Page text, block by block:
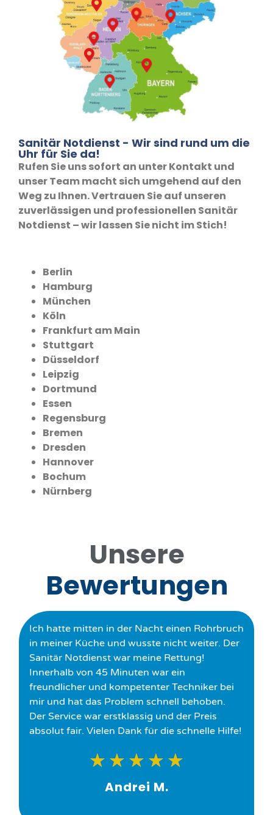
Sanitär Notdienst - Wir sind rund um die
Uhr für Sie da!
Rufen Sie uns sofort an unter Kontakt und
unser Team macht sich umgehend auf den
Weg zu Ihnen. Vertrauen Sie auf unseren
zuverlässigen und professionellen Sanitär
Notdienst – wir lassen Sie nicht im Stich!
Berlin
Hamburg
München
Köln
Frankfurt am Main
Stuttgart
Düsseldorf
Leipzig
Dortmund
Essen
Regensburg
Bremen
Dresden
Hannover
Bochum
Nürnberg
Unsere
Bewertungen
Ich hatte mitten in der Nacht einen Rohrbruch
in meiner Küche und wusste nicht weiter. Der
Sanitär Notdienst war meine Rettung!
Innerhalb von 45 Minuten war ein
freundlicher und kompetenter Techniker bei
mir und hat das Problem schnell behoben.
Der Service war erstklassig und der Preis
absolut fair. Vielen Dank für die schnelle Hilfe!
★ ★ ★ ★ ★
Andrei M.